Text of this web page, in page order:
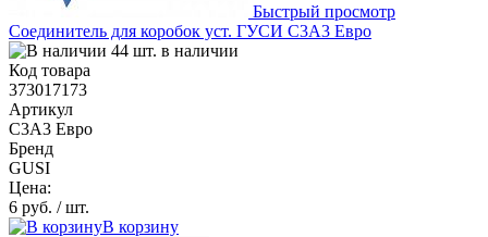
Быстрый просмотр
Соединитель для коробок уст. ГУСИ С3А3 Евро
44 шт. в наличии
Код товара
373017173
Артикул
С3А3 Евро
Бренд
GUSI
Цена:
6 руб. / шт.
В корзину